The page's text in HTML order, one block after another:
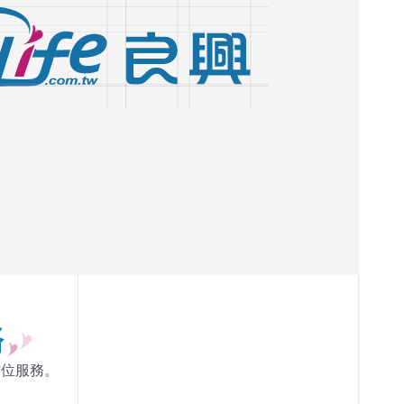
服務。